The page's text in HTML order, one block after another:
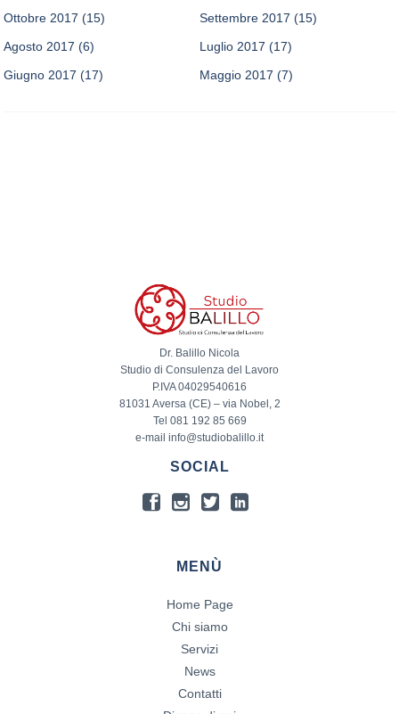
Ottobre 2017 (15) Settembre 2017 (15)
Agosto 2017 (6) Luglio 2017 (17)
Giugno 2017 (17) Maggio 2017 (7)
Dr. Balillo Nicola
Studio di Consulenza del Lavoro
P.IVA 04029540616
81031 Aversa (CE) – via Nobel, 2
Tel 081 192 85 669
e-mail info@studiobalillo.it
SOCIAL
MENÙ
Home Page
Chi siamo
Servizi
News
Contatti